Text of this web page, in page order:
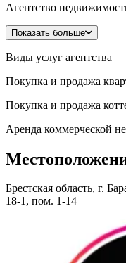
Агентство
Показать больше
Виды услуг агентства
Покупка и продажа
Покупка и продажа
Аренда коммерческой
Брестская область, г.
18-1, пом. 1-14